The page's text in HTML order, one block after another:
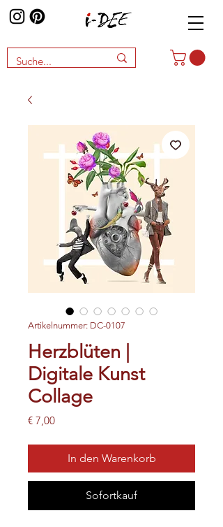
Artikelnummer: DC-0107
Herzblüten |
Digitale Kunst
Collage
€ 7,00Preis
In den Warenkorb
Sofortkauf